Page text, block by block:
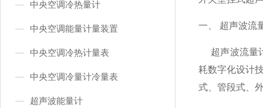
中央空调冷热量计
中央空调能量计量装置
中央空调冷热计量表
中央空调冷量计冷量表
超声波能量计
一、 超声波流
超声波流量
耗数字化设计
式、管段式、